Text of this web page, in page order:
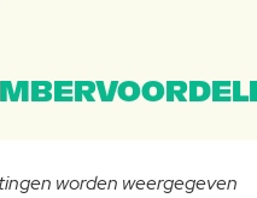
worden weergegeven